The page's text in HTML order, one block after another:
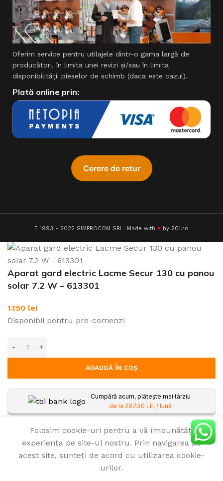
Oferim service pentru utilajele dintr-o gama largă de
producători, în limita unei revizi şi/sau în limita
disponibilităţii pieselor de schimb (daca este cazul).
Plată online prin:
1993 - 2022 SIMPROCOM SRL. Made with ♥ by 201.ro
Folosim cookie-uri pentru a vă îmbunătăți
experiența pe site-ul nostru. Prin navigarea pe
acest site, sunteți de acord cu utilizarea cookie-
urilor.
Aparat gard electric Lacme Secur 130 cu panou
solar 7.2 W – 613301
1.150 lei
Disponibil pentru pre-comenzi
ADAUGĂ ÎN COȘ
Cumpără acum, plătește mai târziu
de la 297.50 LEI / lună